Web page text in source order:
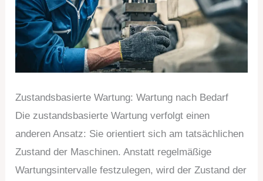
Zustandsbasierte Wartung: Wartung nach Bedarf
Die zustandsbasierte Wartung verfolgt einen
anderen Ansatz: Sie orientiert sich am tatsächlichen
Zustand der Maschinen. Anstatt regelmäßige
Wartungsintervalle festzulegen, wird der Zustand der